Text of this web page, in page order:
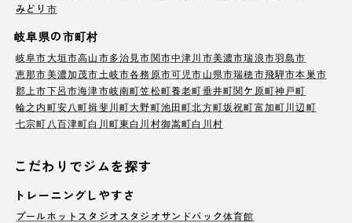
みどり市
岐阜県の市町村
岐阜市大垣市高山市多治見市関市中津川市美濃市瑞浪市羽島市
恵那市美濃加茂市土岐市各務原市可児市山県市瑞穂市飛騨市本巣市
郡上市下呂市海津市岐南町笠松町養老町垂井町関ケ原町神戸町
輪之内町安八町揖斐川町大野町池田町北方町坂祝町富加町川辺町
七宗町 八百津町白川町東白川村御嵩町白川村
こだわりでジムを探す
トレーニングしやすさ
プールホットスタジオ スタジオサンドバック体育館